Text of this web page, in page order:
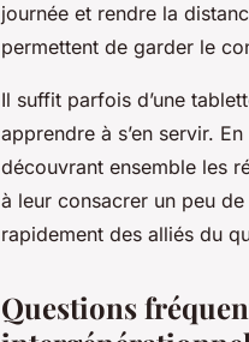
journée et rendre la
permettent de garder le
Il suffit parfois d’une
apprendre à s’en servir.
découvrant ensemble les
à leur consacrer un peu
rapidement des alliés du
Questions